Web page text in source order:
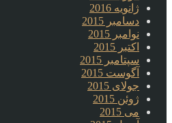
ژانویه 2016
دسامبر 2015
نوامبر 2015
اکتبر 2015
سپتامبر 2015
آگوست 2015
جولای 2015
ژوئن 2015
می 2015